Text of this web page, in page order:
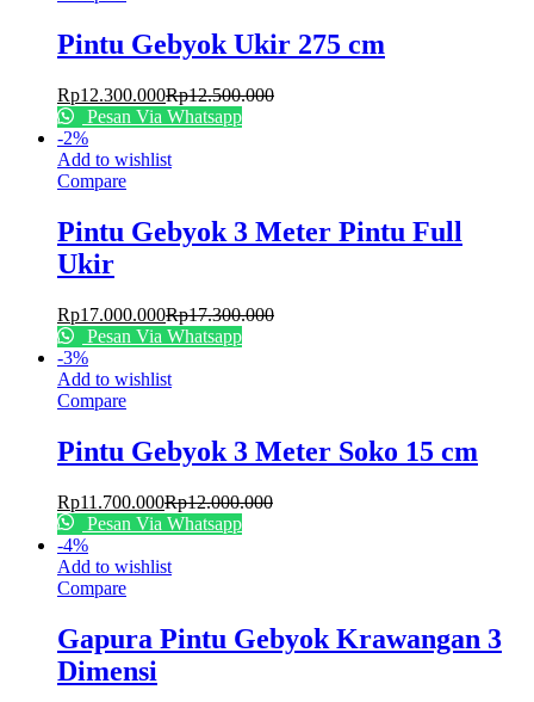
Pintu Gebyok Ukir 275 cm
Rp12.300.000Rp12.500.000
Pesan Via Whatsapp
-2%
Add to wishlist
Compare
Pintu Gebyok 3 Meter Pintu Full
Ukir
Rp17.000.000Rp17.300.000
Pesan Via Whatsapp
-3%
Add to wishlist
Compare
Pintu Gebyok 3 Meter Soko 15 cm
Rp11.700.000Rp12.000.000
Pesan Via Whatsapp
-4%
Add to wishlist
Compare
Gapura Pintu Gebyok Krawangan 3
Dimensi